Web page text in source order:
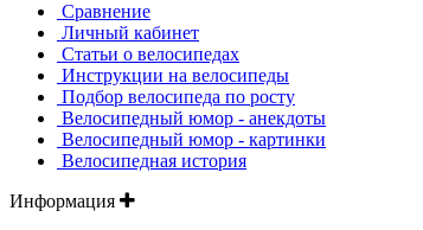
Сравнение
Личный кабинет
Статьи о велосипедах
Инструкции на велосипеды
Подбор велосипеда по росту
Велосипедный юмор - анекдоты
Велосипедный юмор - картинки
Велосипедная история
Информация